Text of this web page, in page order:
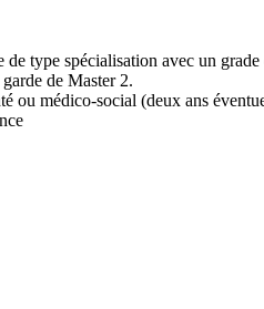
type spécialisation avec un
de Master 2.
ou médico-social (deux ans